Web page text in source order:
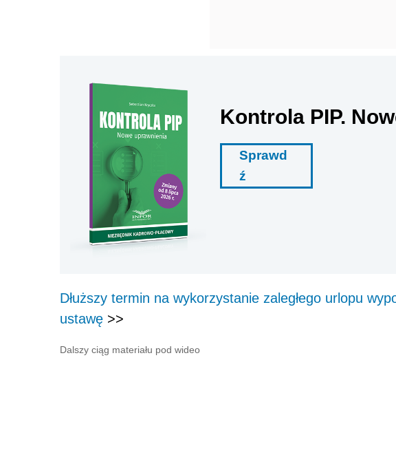
Kontrola PIP.
Sprawd
ź
Dłuższy termin na wykorzystanie zaległego urlopu
ustawę >>
Dalszy ciąg materiału pod wideo